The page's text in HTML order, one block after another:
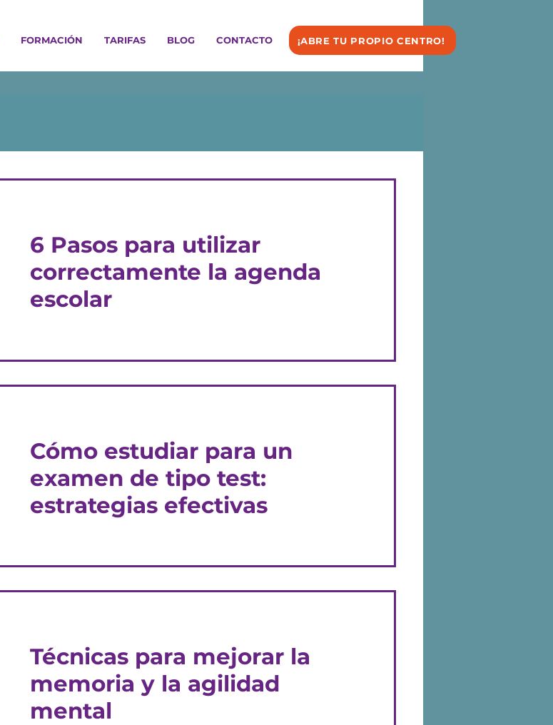
FORMACIÓN TARIFAS BLOG CONTACTO ¡ABRE TU PROPIO CENTRO!
6 Pasos para utilizar
correctamente la agenda
escolar
académico de tus hijos con consejos prácticos.
Cómo estudiar para un
examen de tipo test:
estrategias efectivas
nervios, pues hay que estudiar mucho, entender...
Técnicas para mejorar la
memoria y la agilidad
mental